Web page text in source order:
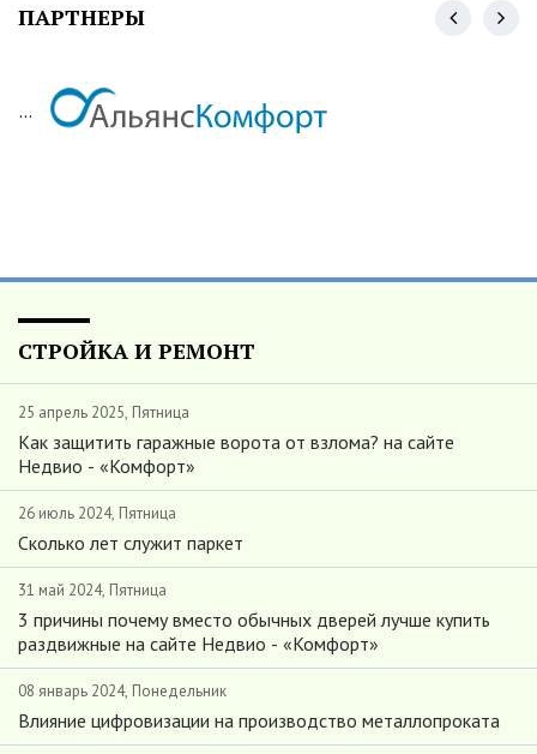
ПАРТНЕРЫ
...
СТРОЙКА И РЕМОНТ
25 апрель 2025, Пятница
Как защитить гаражные ворота от взлома? на сайте
Недвио - «Комфорт»
26 июль 2024, Пятница
Сколько лет служит паркет
31 май 2024, Пятница
3 причины почему вместо обычных дверей лучше купить
раздвижные на сайте Недвио - «Комфорт»
08 январь 2024, Понедельник
Влияние цифровизации на производство металлопроката